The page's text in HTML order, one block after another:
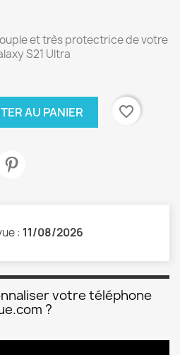
et très protectrice de votre
S21 Ultra
AU PANIER favorite_border
: 11/08/2026
votre téléphone
?